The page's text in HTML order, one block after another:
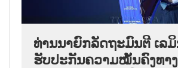
ທ່ານນາຍົກລັດຖະມົນຕີ ເລ
ຮັບປະກັນຄວາມໝັ້ນຄົງທາງ